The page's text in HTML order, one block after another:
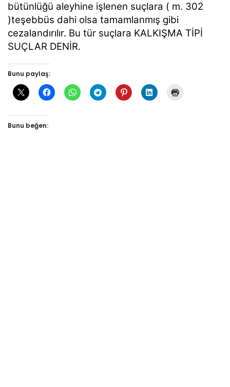
bütünlüğü aleyhine işlenen suçlara ( m. 302
)teşebbüs dahi olsa tamamlanmış gibi
cezalandırılır. Bu tür suçlara KALKIŞMA TİPİ
SUÇLAR DENİR.
Bunu paylaş:
Bunu beğen: